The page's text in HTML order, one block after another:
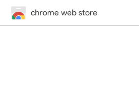
chrome web store